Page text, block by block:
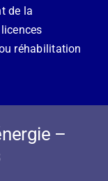
de la
réhabilitation
–